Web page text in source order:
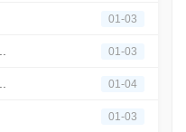
01-03
01-03
01-04
01-03